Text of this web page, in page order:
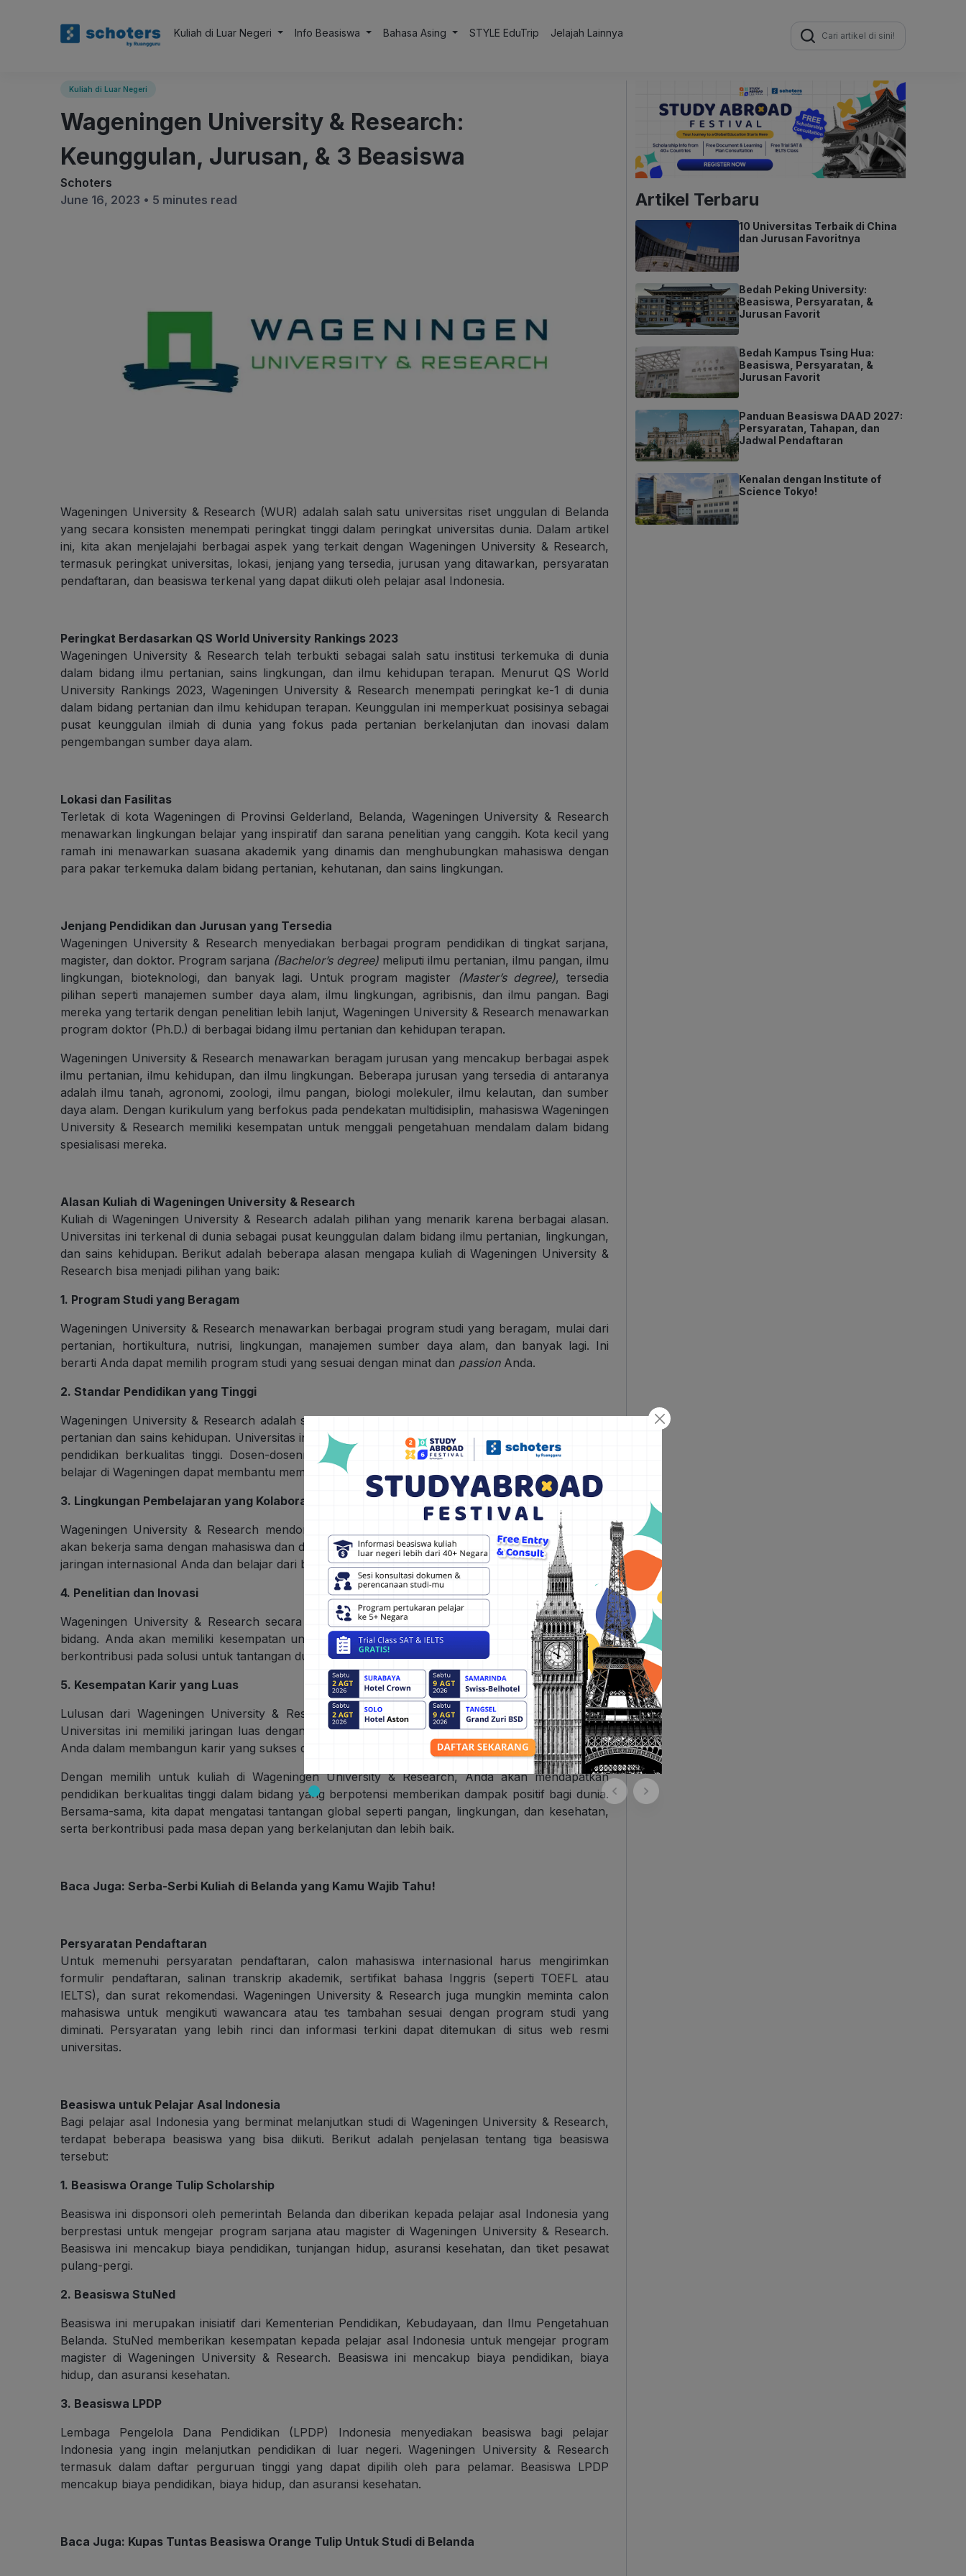
Kuliah di Luar Negeri Info Beasiswa Bahasa Asing STYLE EduTrip Jelajah Lainnya
Search
for:
Kuliah di Luar Negeri
Wageningen University & Research:
Keunggulan, Jurusan, & 3 Beasiswa
Schoters
June 16, 2023 • 5 minutes read
Wageningen University & Research (WUR) adalah salah satu universitas riset unggulan di Belanda
yang secara konsisten menempati peringkat tinggi dalam peringkat universitas dunia. Dalam artikel
ini, kita akan menjelajahi berbagai aspek yang terkait dengan Wageningen University & Research,
termasuk peringkat universitas, lokasi, jenjang yang tersedia, jurusan yang ditawarkan, persyaratan
pendaftaran, dan beasiswa terkenal yang dapat diikuti oleh pelajar asal Indonesia.
Peringkat Berdasarkan QS World University Rankings 2023
Wageningen University & Research telah terbukti sebagai salah satu institusi terkemuka di dunia
dalam bidang ilmu pertanian, sains lingkungan, dan ilmu kehidupan terapan. Menurut QS World
University Rankings 2023, Wageningen University & Research menempati peringkat ke-1 di dunia
dalam bidang pertanian dan ilmu kehidupan terapan. Keunggulan ini memperkuat posisinya sebagai
pusat keunggulan ilmiah di dunia yang fokus pada pertanian berkelanjutan dan inovasi dalam
pengembangan sumber daya alam.
Lokasi dan Fasilitas
Terletak di kota Wageningen di Provinsi Gelderland, Belanda, Wageningen University & Research
menawarkan lingkungan belajar yang inspiratif dan sarana penelitian yang canggih. Kota kecil yang
ramah ini menawarkan suasana akademik yang dinamis dan menghubungkan mahasiswa dengan
para pakar terkemuka dalam bidang pertanian, kehutanan, dan sains lingkungan.
Jenjang Pendidikan dan Jurusan yang Tersedia
Wageningen University & Research menyediakan berbagai program pendidikan di tingkat sarjana,
magister, dan doktor. Program sarjana (Bachelor’s degree) meliputi ilmu pertanian, ilmu pangan, ilmu
lingkungan, bioteknologi, dan banyak lagi. Untuk program magister
(Master’s degree), tersedia
pilihan seperti manajemen sumber daya alam, ilmu lingkungan, agribisnis, dan ilmu pangan. Bagi
mereka yang tertarik dengan penelitian lebih lanjut, Wageningen University & Research menawarkan
program doktor (Ph.D.) di berbagai bidang ilmu pertanian dan kehidupan terapan.
Wageningen University & Research menawarkan beragam jurusan yang mencakup berbagai aspek
ilmu pertanian, ilmu kehidupan, dan ilmu lingkungan. Beberapa jurusan yang tersedia di antaranya
adalah ilmu tanah, agronomi, zoologi, ilmu pangan, biologi molekuler, ilmu kelautan, dan sumber
daya alam. Dengan kurikulum yang berfokus pada pendekatan multidisiplin, mahasiswa Wageningen
University & Research memiliki kesempatan untuk menggali pengetahuan mendalam dalam bidang
spesialisasi mereka.
Alasan Kuliah di Wageningen University & Research
Kuliah di Wageningen University & Research adalah pilihan yang menarik karena berbagai alasan.
Universitas ini terkenal di dunia sebagai pusat keunggulan dalam bidang ilmu pertanian, lingkungan,
dan sains kehidupan. Berikut adalah beberapa alasan mengapa kuliah di Wageningen University &
Research bisa menjadi pilihan yang baik:
1. Program Studi yang Beragam
Wageningen University & Research menawarkan berbagai program studi yang beragam, mulai dari
pertanian, hortikultura, nutrisi, lingkungan, manajemen sumber daya alam, dan banyak lagi. Ini
berarti Anda dapat memilih program studi yang sesuai dengan minat dan passionAnda.
2. Standar Pendidikan yang Tinggi
Wageningen University & Research adalah salah satu universitas terkemuka di dunia dalam bidang
pertanian dan sains kehidupan. Universitas ini memiliki reputasi yang sangat baik dalam memberikan
pendidikan berkualitas tinggi. Dosen-dosennya merupakan pakar di bidangnya dan pengalaman
belajar di Wageningen dapat membantu memperluas pengetahuan dan keterampilan Anda.
3. Lingkungan Pembelajaran yang Kolaboratif
Wageningen University & Research mendorong lingkungan pembelajaran yang kolaboratif. Anda
akan bekerja sama dengan mahasiswa dan dosen dari berbagai negara, sehingga dapat memperluas
jaringan internasional Anda dan belajar dari berbagai perspektif.
4. Penelitian dan Inovasi
Wageningen University & Research secara aktif terlibat dalam penelitian dan inovasi di berbagai
bidang. Anda akan memiliki kesempatan untuk terlibat dalam proyek penelitian yang relevan dan
berkontribusi pada solusi untuk tantangan dunia nyata.
5. Kesempatan Karir yang Luas
Lulusan dari Wageningen University & Research sangat dihargai oleh industri di seluruh dunia.
Universitas ini memiliki jaringan luas dengan industri dan institusi akademik, yang dapat membantu
Anda dalam membangun karir yang sukses di bidang pertanian, lingkungan, dan sains kehidupan.
Dengan memilih untuk kuliah di Wageningen University & Research, Anda akan mendapatkan
pendidikan berkualitas tinggi dalam bidang yang berpotensi memberikan dampak positif bagi dunia.
Bersama-sama, kita dapat mengatasi tantangan global seperti pangan, lingkungan, dan kesehatan,
serta berkontribusi pada masa depan yang berkelanjutan dan lebih baik.
Baca Juga: Serba-Serbi Kuliah di Belanda yang Kamu Wajib Tahu!
Persyaratan Pendaftaran
Untuk memenuhi persyaratan pendaftaran, calon mahasiswa internasional harus mengirimkan
formulir pendaftaran, salinan transkrip akademik, sertifikat bahasa Inggris (seperti TOEFL atau
IELTS), dan surat rekomendasi. Wageningen University & Research juga mungkin meminta calon
mahasiswa untuk mengikuti wawancara atau tes tambahan sesuai dengan program studi yang
diminati. Persyaratan yang lebih rinci dan informasi terkini dapat ditemukan di situs web resmi
universitas.
Beasiswa untuk Pelajar Asal Indonesia
Bagi pelajar asal Indonesia yang berminat melanjutkan studi di Wageningen University & Research,
terdapat beberapa beasiswa yang bisa diikuti. Berikut adalah penjelasan tentang tiga beasiswa
tersebut:
1. Beasiswa Orange Tulip Scholarship
Beasiswa ini disponsori oleh pemerintah Belanda dan diberikan kepada pelajar asal Indonesia yang
berprestasi untuk mengejar program sarjana atau magister di Wageningen University & Research.
Beasiswa ini mencakup biaya pendidikan, tunjangan hidup, asuransi kesehatan, dan tiket pesawat
pulang-pergi.
2. Beasiswa StuNed
Beasiswa ini merupakan inisiatif dari Kementerian Pendidikan, Kebudayaan, dan Ilmu Pengetahuan
Belanda. StuNed memberikan kesempatan kepada pelajar asal Indonesia untuk mengejar program
magister di Wageningen University & Research. Beasiswa ini mencakup biaya pendidikan, biaya
hidup, dan asuransi kesehatan.
3. Beasiswa LPDP
Lembaga Pengelola Dana Pendidikan (LPDP) Indonesia menyediakan beasiswa bagi pelajar
Indonesia yang ingin melanjutkan pendidikan di luar negeri. Wageningen University & Research
termasuk dalam daftar perguruan tinggi yang dapat dipilih oleh para pelamar. Beasiswa LPDP
mencakup biaya pendidikan, biaya hidup, dan asuransi kesehatan.
Baca Juga: Kupas Tuntas Beasiswa Orange Tulip Untuk Studi di Belanda
Artikel Terbaru
10 Universitas Terbaik di China
dan Jurusan Favoritnya
Bedah Peking University:
Beasiswa, Persyaratan, &
Jurusan Favorit
Bedah Kampus Tsing Hua:
Beasiswa, Persyaratan, &
Jurusan Favorit
Panduan Beasiswa DAAD 2027:
Persyaratan, Tahapan, dan
Jadwal Pendaftaran
Kenalan dengan Institute of
Science Tokyo!